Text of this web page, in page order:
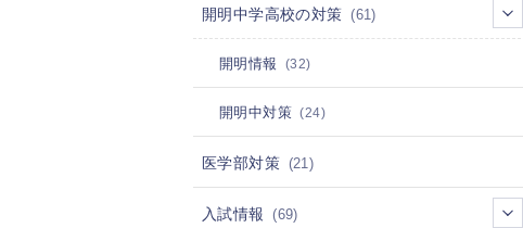
開明中学高校の対策 (61)
開明情報 (32)
開明中対策 (24)
医学部対策 (21)
入試情報 (69)